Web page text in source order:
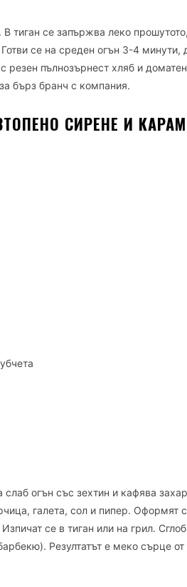
В тиган се запържва леко
се на среден огън 3-4
резен пълнозърнест хляб и
бърз бранч с компания.
СИРЕНЕ И
огън със зехтин и кафява
галета, сол и пипер. Оформят
се в тиган или на грил.
Резултатът е меко сърце